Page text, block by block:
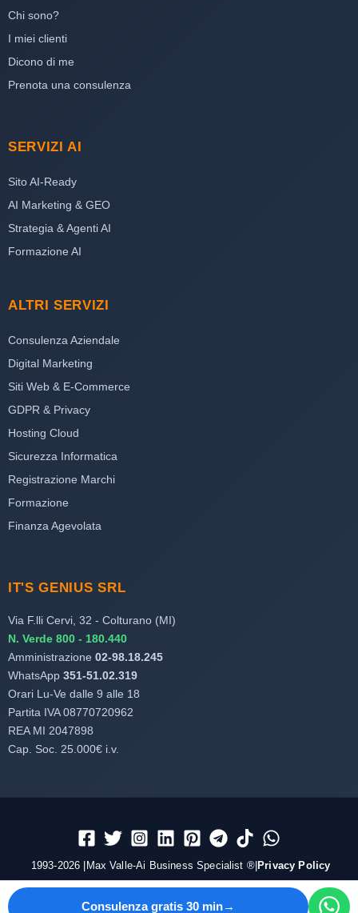
Chi sono?
I miei clienti
Dicono di me
Prenota una consulenza
SERVIZI AI
Sito AI-Ready
AI Marketing & GEO
Strategia & Agenti AI
Formazione AI
ALTRI SERVIZI
Consulenza Aziendale
Digital Marketing
Siti Web & E-Commerce
GDPR & Privacy
Hosting Cloud
Sicurezza Informatica
Registrazione Marchi
Formazione
Finanza Agevolata
IT'S GENIUS SRL
Via F.lli Cervi, 32 - Colturano (MI)
N. Verde 800 - 180.440
Amministrazione 02-98.18.245
WhatsApp 351-51.02.319
Orari Lu-Ve dalle 9 alle 18
Partita IVA 08770720962
REA MI 2047898
Cap. Soc. 25.000€ i.v.
1993-2026 |Max Valle-Ai Business Specialist ®| Privacy Policy
Consulenza gratis 30 min